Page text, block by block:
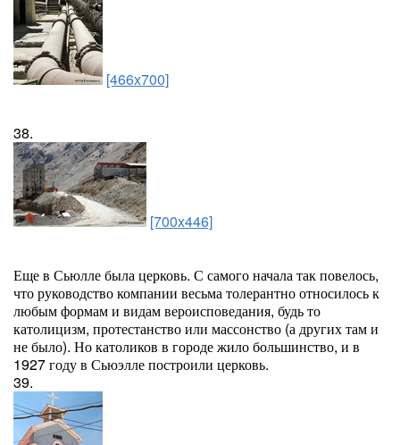
[466x700]
38.
[700x446]
Еще в Сьюлле была церковь. С самого начала так повелось,
что руководство компании весьма толерантно относилось к
любым формам и видам вероисповедания, будь то
католицизм, протестанство или массонство (а других там и
не было). Но католиков в городе жило большинство, и в
1927 году в Сьюэлле построили церковь.
39.